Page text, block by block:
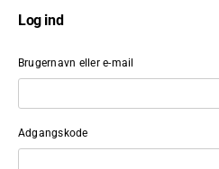
Log ind
Brugernavn eller e-mail
Adgangskode